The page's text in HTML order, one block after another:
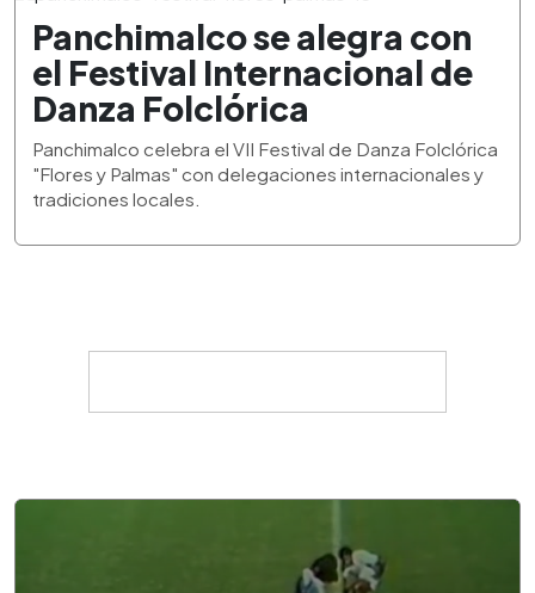
Panchimalco se alegra con
el Festival Internacional de
Danza Folclórica
Panchimalco celebra el VII Festival de Danza Folclórica
"Flores y Palmas" con delegaciones internacionales y
tradiciones locales.